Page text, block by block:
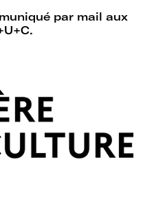
avec d’autres
le ministère de
et de la
de la Culture
actions collectives qui
progresser la
dans les
par mail aux